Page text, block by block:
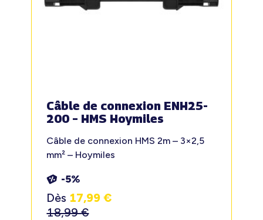
Câble de connexion ENH25-
200 – HMS Hoymiles
Câble de connexion HMS 2m – 3×2,5
mm² – Hoymiles
-5%
Dès 17,99€
18,99€